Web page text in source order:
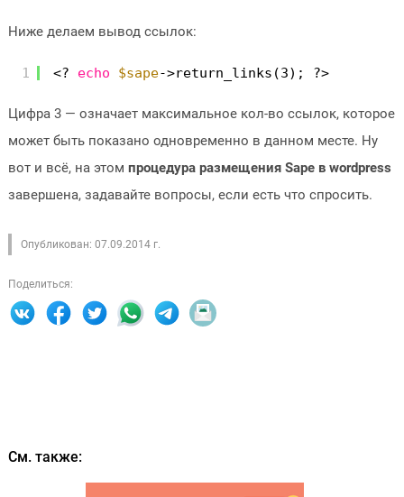
Ниже делаем вывод ссылок:
1 <? echo $sape->return_links(3); ?>
Цифра 3 — означает максимальное кол-во ссылок, которое
может быть показано одновременно в данном месте. Ну
вот и всё, на этом процедура размещения Sape в wordpress
завершена, задавайте вопросы, если есть что спросить.
Опубликован: 07.09.2014 г.
Поделиться:
См. также: